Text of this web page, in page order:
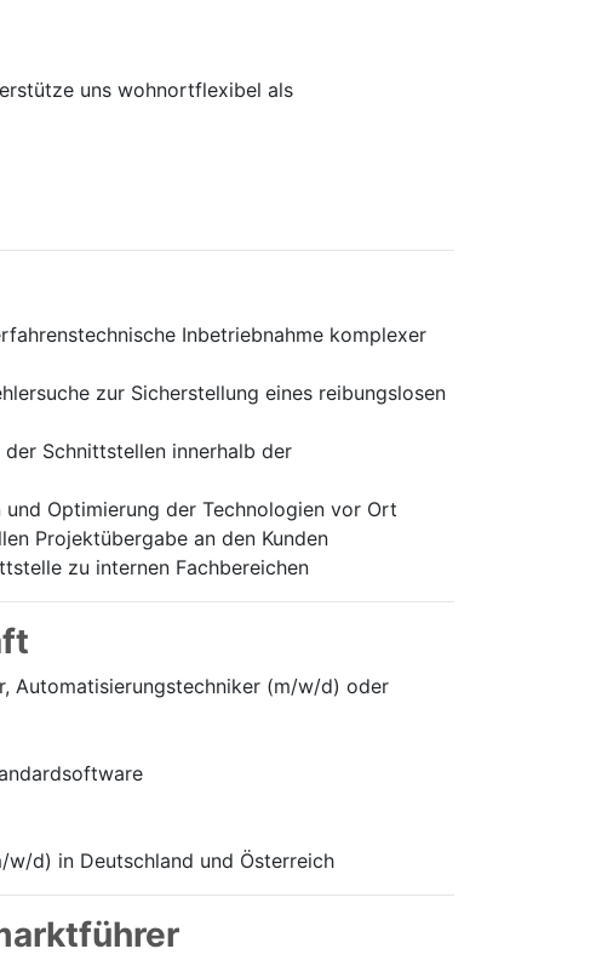
uns wohnortflexibel als
Inbetriebnahme komplexer
zur Sicherstellung eines reibungslosen
Schnittstellen innerhalb der
Optimierung der Technologien vor Ort
Projektübergabe an den Kunden
zu internen Fachbereichen
Automatisierungstechniker (m/w/d) oder
w/d) in Deutschland und Österreich